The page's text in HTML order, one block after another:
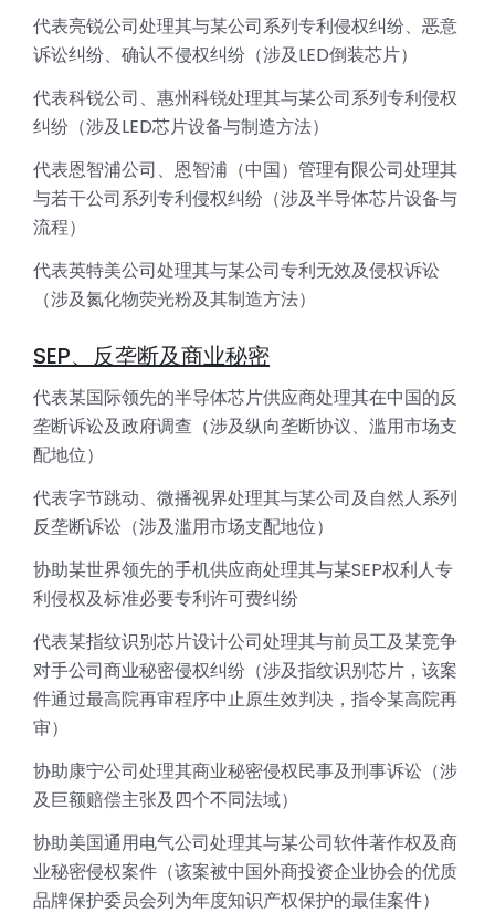
代表亮锐公司处理其与某公司系列专利侵权纠纷、恶意
诉讼纠纷、确认不侵权纠纷（涉及LED倒装芯片）
代表科锐公司、惠州科锐处理其与某公司系列专利侵权
纠纷（涉及LED芯片设备与制造方法）
代表恩智浦公司、恩智浦（中国）管理有限公司处理其
与若干公司系列专利侵权纠纷（涉及半导体芯片设备与
流程）
代表英特美公司处理其与某公司专利无效及侵权诉讼
（涉及氮化物荧光粉及其制造方法）
SEP、反垄断及商业秘密
代表某国际领先的半导体芯片供应商处理其在中国的反
垄断诉讼及政府调查（涉及纵向垄断协议、滥用市场支
配地位）
代表字节跳动、微播视界处理其与某公司及自然人系列
反垄断诉讼（涉及滥用市场支配地位）
协助某世界领先的手机供应商处理其与某SEP权利人专
利侵权及标准必要专利许可费纠纷
代表某指纹识别芯片设计公司处理其与前员工及某竞争
对手公司商业秘密侵权纠纷（涉及指纹识别芯片，该案
件通过最高院再审程序中止原生效判决，指令某高院再
审）
协助康宁公司处理其商业秘密侵权民事及刑事诉讼（涉
及巨额赔偿主张及四个不同法域）
协助美国通用电气公司处理其与某公司软件著作权及商
业秘密侵权案件（该案被中国外商投资企业协会的优质
品牌保护委员会列为年度知识产权保护的最佳案件）